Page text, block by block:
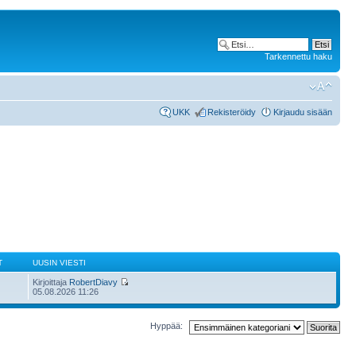
Tarkennettu haku
UKK Rekisteröidy Kirjaudu sisään
UUSIN VIESTI
Kirjoittaja RobertDiavy
05.08.2026 11:26
Hyppää: